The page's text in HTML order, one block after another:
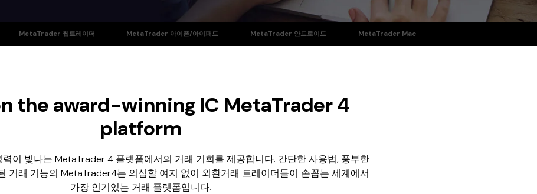
MetaTrader 웹트레이더 MetaTrader 아이폰/아이패드 MetaTrader 안드로이드 MetaTrader Mac
the award-winning IC MetaTrader 4
platform
이 빛나는 MetaTrader 4 플랫폼에서의 거래 기회를 제공합니다. 간단한 사용법, 풍부한
거래 기능의 MetaTrader4는 의심할 여지 없이 외환거래 트레이더들이 손꼽는 세계에서
가장 인기있는 거래 플랫폼입니다.